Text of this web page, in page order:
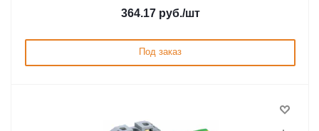
364.17руб./шт
Под заказ